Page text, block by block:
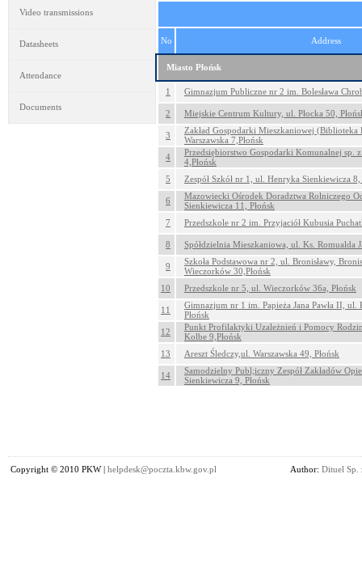
Video transmissions
Datasheets
Attendance
Documents
No Address
Miasto Płońsk
1 Gimnazjum Publiczne nr 2 im. Bolesława
2 Miejskie Centrum Kultury, ul. Płocka 50,
3
Zakład Gospodarki Mieszkaniowej (Biblioteka
Warszawska 7,Płońsk
4
Przedsiębiorstwo Gospodarki Komunalnej sp.
4,Płońsk
5
Zespół Szkół nr 1, ul. Henryka Sienkiewicza 8,
6
Mazowiecki Ośrodek Doradztwa Rolniczego
Sienkiewicza 11, Płońsk
7
Przedszkole nr 2 im. Przyjaciół Kubusia
8 Spółdzielnia Mieszkaniowa, ul. Ks. Romualda
9
Szkoła Podstawowa nr 2, ul. Bronisławy,
Wieczorków 30,Płońsk
10
Przedszkole nr 5, ul. Wieczorków 36a, Płońsk
11
Gimnazjum nr 1 im. Papieża Jana Pawła II, ul.
Płońsk
12
Punkt Profilaktyki Uzależnień i Pomocy
Kolbe 9,Płońsk
13
Areszt Śledczy,ul. Warszawska 49, Płońsk
14
Samodzielny Publ;iczny Zespół Zakładów
Sienkiewicza 9, Płońsk
Copyright © 2010 PKW | helpdesk@poczta.kbw.gov.pl Author: Dituel Sp.